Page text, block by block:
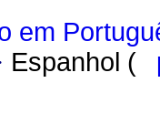
em
Espanhol (